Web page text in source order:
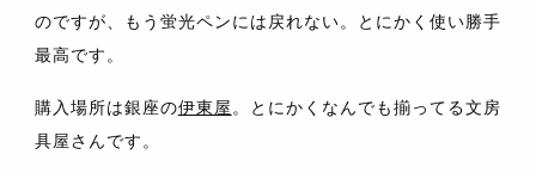
のですが、もう蛍光ペンには戻れない。とにかく使い勝手
最高です。
購入場所は銀座の伊東屋 。とにかくなんでも揃ってる文房
具屋さんです。